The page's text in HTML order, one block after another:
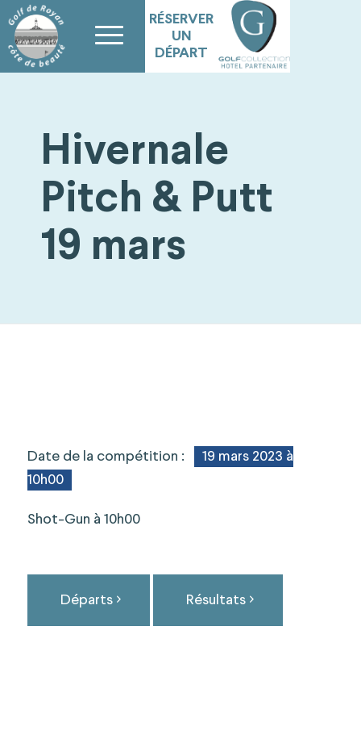
RÉSERVER
UN
DÉPART
Hivernale
Pitch & Putt
19 mars
Date de la compétition :
19 mars 2023 à
10h00
Shot-Gun à 10h00
Départs Résultats